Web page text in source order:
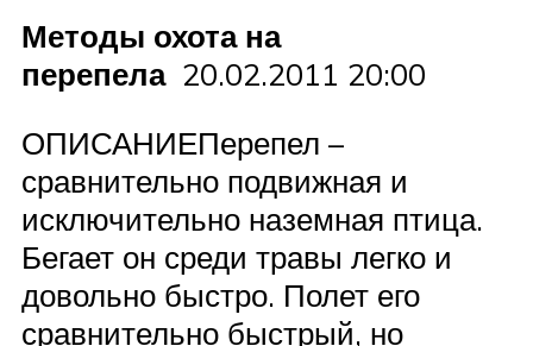
Методы охота на
перепела20.02.2011 20:00
ОПИСАНИЕПерепел –
сравнительно подвижная и
исключительно наземная птица.
Бегает он среди травы легко и
довольно быстро. Полет его
сравнительно быстрый, но